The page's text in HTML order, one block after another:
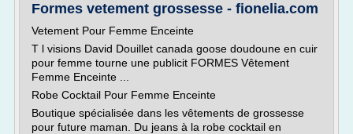
Formes vetement grossesse - fionelia.com
Vetement Pour Femme Enceinte
T l visions David Douillet canada goose doudoune en cuir
pour femme tourne une publicit FORMES Vêtement
Femme Enceinte ...
Robe Cocktail Pour Femme Enceinte
Boutique spécialisée dans les vêtements de grossesse
pour future maman. Du jeans à la robe cocktail en